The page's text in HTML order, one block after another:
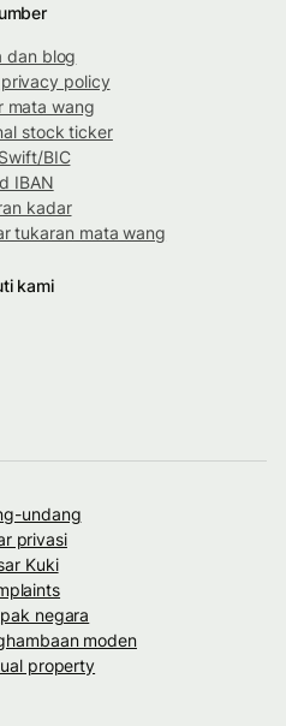
dan blog
policy
mata wang
stock ticker
BIC
IBAN
kadar
tukaran mata wang
kami
undang
privasi
Kuki
negara
moden
property